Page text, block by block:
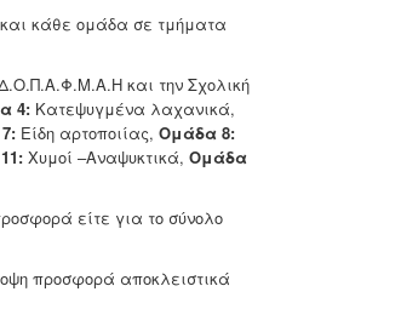
κάθε ομάδα σε τμήματα
και την Σχολική
4: Κατεψυγμένα λαχανικά,
Είδη αρτοποιίας, Ομάδα 8:
Χυμοί –Αναψυκτικά, Ομάδα
είτε για το σύνολο
προσφορά αποκλειστικά